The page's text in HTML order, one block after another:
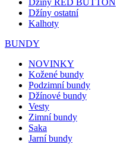
Džíny RED BUTTON
Džíny ostatní
Kalhoty
BUNDY
NOVINKY
Kožené bundy
Podzimní bundy
Džínové bundy
Vesty
Zimní bundy
Saka
Jarní bundy